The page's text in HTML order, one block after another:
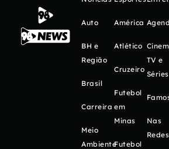
Auto
BH e
Região
Brasil
Carreira
Meio
Ambiente
América
Atlético
Cruzeiro
Futebol
em
Minas
Futebol
TV e
Séries
Nas
Redes